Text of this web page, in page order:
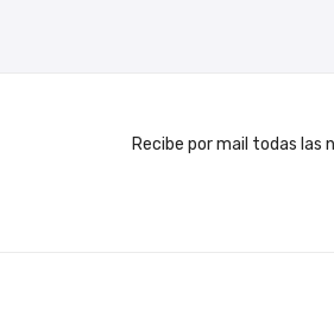
Recibe por mail todas las